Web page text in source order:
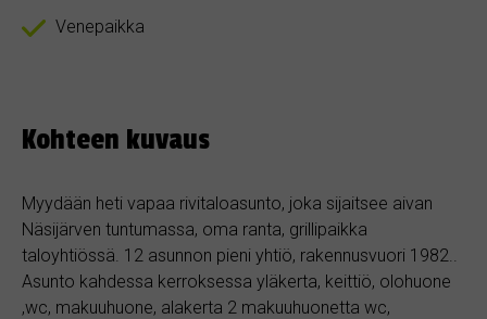
Venepaikka
Kohteen kuvaus
Myydään heti vapaa rivitaloasunto, joka sijaitsee aivan
Näsijärven tuntumassa, oma ranta, grillipaikka
taloyhtiössä. 12 asunnon pieni yhtiö, rakennusvuori 1982..
Asunto kahdessa kerroksessa yläkerta, keittiö, olohuone
,wc, makuuhuone, alakerta 2 makuuhuonetta wc,